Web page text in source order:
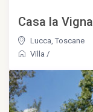
Casa la Vigna
Lucca,Toscane
Villa /